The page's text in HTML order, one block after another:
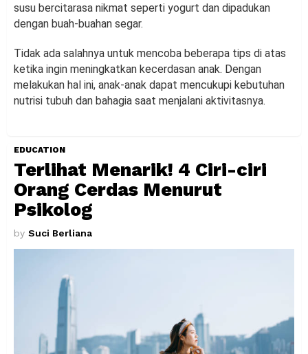
susu bercitarasa nikmat seperti yogurt dan dipadukan
dengan buah-buahan segar.
Tidak ada salahnya untuk mencoba beberapa tips di atas
ketika ingin meningkatkan kecerdasan anak. Dengan
melakukan hal ini, anak-anak dapat mencukupi kebutuhan
nutrisi tubuh dan bahagia saat menjalani aktivitasnya.
EDUCATION
Terlihat Menarik! 4 Ciri-ciri
Orang Cerdas Menurut
Psikolog
by Suci Berliana